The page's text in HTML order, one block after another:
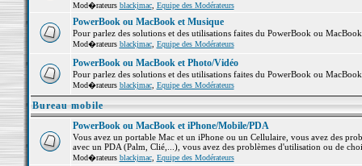
Mod�rateurs blackjmac, Equipe des Modérateurs
PowerBook ou MacBook et Musique
Pour parlez des solutions et des utilisations faites du PowerBook ou
Mod�rateurs blackjmac, Equipe des Modérateurs
PowerBook ou MacBook et Photo/Vidéo
Pour parlez des solutions et des utilisations faites du PowerBook ou
Mod�rateurs blackjmac, Equipe des Modérateurs
Bureau mobile
PowerBook ou MacBook et iPhone/Mobile/PDA
Vous avez un portable Mac et un iPhone ou un Cellulaire, vous avez des
avec un PDA (Palm, Clié,...), vous avez des problèmes d'utilisation ou de
Mod�rateurs blackjmac, Equipe des Modérateurs